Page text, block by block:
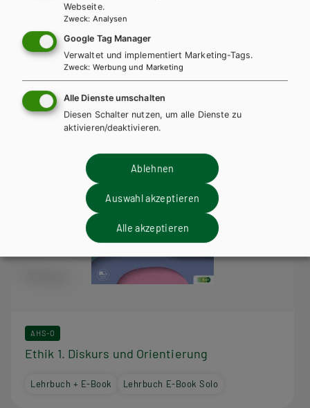
Diese Bücher könnten Sie
ebenfalls interessieren
AHS-O
Ethik 1. Diskurs und Orientierung
Lehrbuch + E-Book Lehrbuch E-Book Solo
Webseite.
Zweck: Analysen
Google Tag Manager
Verwaltet und implementiert Marketing-Tags.
Zweck: Werbung und Marketing
Alle Dienste umschalten
Diesen Schalter nutzen, um alle Dienste zu
aktivieren/deaktivieren.
Ablehnen
Auswahl akzeptieren
Alle akzeptieren